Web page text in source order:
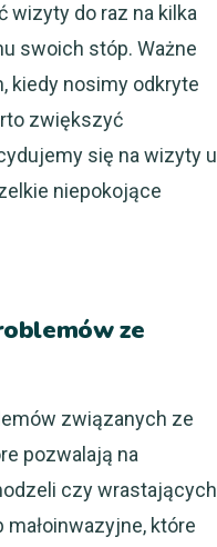
wizyty do raz na kilka
swoich stóp. Ważne
kiedy nosimy odkryte
zwiększyć
się na wizyty u
niepokojące
ze
związanych ze
pozwalają na
czy wrastających
które